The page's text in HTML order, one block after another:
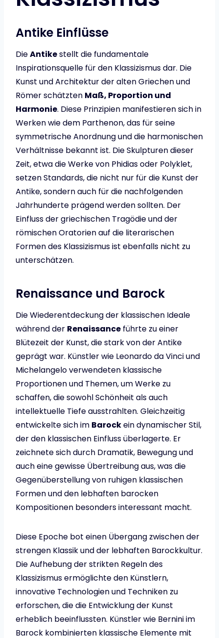
Antike Einflüsse
DieAntikestellt die fundamentale
Inspirationsquelle für den Klassizismus dar. Die
Kunst und Architektur der alten Griechen und
Römer schätzten Maß, Proportion und
Harmonie. Diese Prinzipien manifestieren sich in
Werken wie dem Parthenon, das für seine
symmetrische Anordnung und die harmonischen
Verhältnisse bekannt ist. Die Skulpturen dieser
Zeit, etwa die Werke von Phidias oder Polyklet,
setzen Standards, die nicht nur für die Kunst der
Antike, sondern auch für die nachfolgenden
Jahrhunderte prägend werden sollten. Der
Einfluss der griechischen Tragödie und der
römischen Oratorien auf die literarischen
Formen des Klassizismus ist ebenfalls nicht zu
unterschätzen.
Renaissance und Barock
Die Wiederentdeckung der klassischen Ideale
während der Renaissance führte zu einer
Blütezeit der Kunst, die stark von der Antike
geprägt war. Künstler wie Leonardo da Vinci und
Michelangelo verwendeten klassische
Proportionen und Themen, um Werke zu
schaffen, die sowohl Schönheit als auch
intellektuelle Tiefe ausstrahlten. Gleichzeitig
entwickelte sich im Barockein dynamischer Stil,
der den klassischen Einfluss überlagerte. Er
zeichnete sich durch Dramatik, Bewegung und
auch eine gewisse Übertreibung aus, was die
Gegenüberstellung von ruhigen klassischen
Formen und den lebhaften barocken
Kompositionen besonders interessant macht.
Diese Epoche bot einen Übergang zwischen der
strengen Klassik und der lebhaften Barockkultur.
Die Aufhebung der strikten Regeln des
Klassizismus ermöglichte den Künstlern,
innovative Technologien und Techniken zu
erforschen, die die Entwicklung der Kunst
erheblich beeinflussten. Künstler wie Bernini im
Barock kombinierten klassische Elemente mit